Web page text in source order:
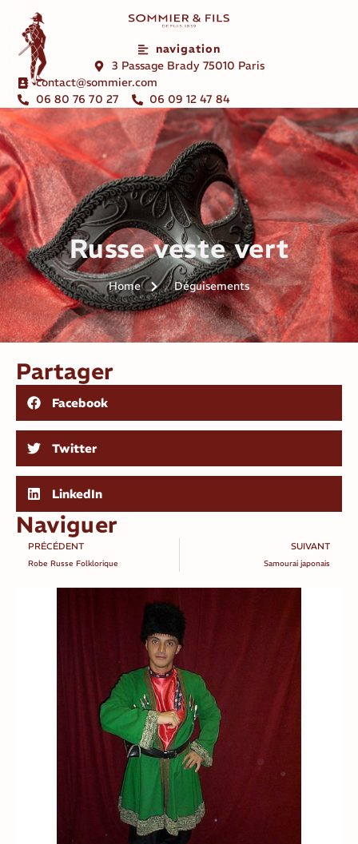
navigation
3 Passage Brady 75010 Paris
contact@sommier.com
06 80 76 70 27
06 09 12 47 84
Russe veste vert
Home Déguisements
Partager
Facebook
Twitter
LinkedIn
Naviguer
PRÉCÉDENT
Robe Russe Folklorique
SUIVANT
Samourai japonais